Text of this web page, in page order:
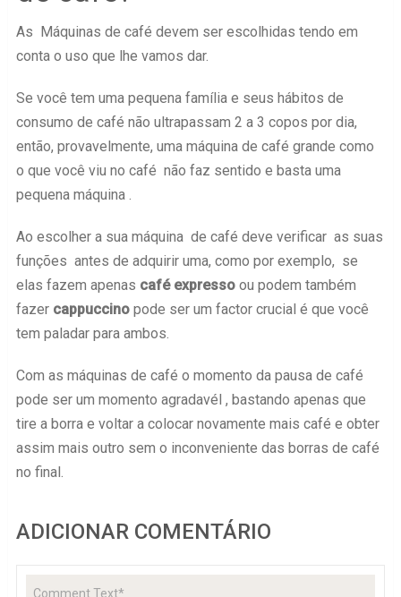
As Máquinas de café devem ser escolhidas tendo em
conta o uso que lhe vamos dar.
Se você tem uma pequena família e seus hábitos de
consumo de café não ultrapassam 2 a 3 copos por dia,
então, provavelmente, uma máquina de café grande como
o que você viu no café não faz sentido e basta uma
pequena máquina .
Ao escolher a sua máquina de café deve verificar as suas
funções antes de adquirir uma, como por exemplo, se
elas fazem apenas café expressoou podem também
fazer cappuccinopode ser um factor crucial é que você
tem paladar para ambos.
Com as máquinas de café o momento da pausa de café
pode ser um momento agradavél , bastando apenas que
tire a borra e voltar a colocar novamente mais café e obter
assim mais outro sem o inconveniente das borras de café
no final.
ADICIONAR COMENTÁRIO